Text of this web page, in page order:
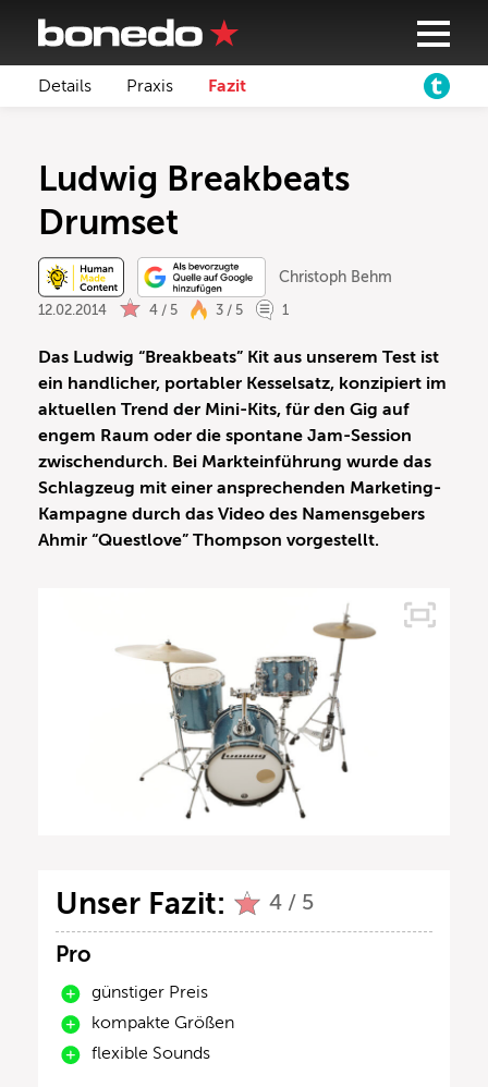
Details Praxis Fazit
Ludwig Breakbeats
Drumset
Christoph Behm
12.02.2014 4 / 5 3 / 5 1
Das Ludwig “Breakbeats” Kit aus unserem Test ist
ein handlicher, portabler Kesselsatz, konzipiert im
aktuellen Trend der Mini-Kits, für den Gig auf
engem Raum oder die spontane Jam-Session
zwischendurch. Bei Markteinführung wurde das
Schlagzeug mit einer ansprechenden Marketing-
Kampagne durch das Video des Namensgebers
Ahmir “Questlove” Thompson vorgestellt.
Unser Fazit: 4 / 5
Pro
günstiger Preis
kompakte Größen
flexible Sounds